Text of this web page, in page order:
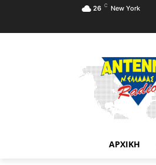
26 C New York
ΑΡΧΙΚΗ